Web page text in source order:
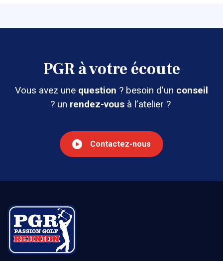
PGR à votre écoute
Vous avez une question ? besoin d’un conseil
? un rendez-vousà l’atelier ?
Contactez-nous